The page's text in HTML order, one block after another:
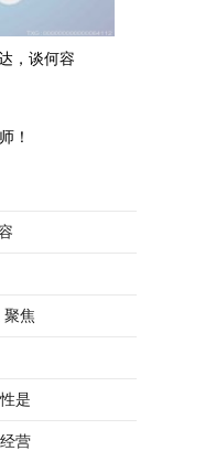
，谈何容
！
聚焦
是
营